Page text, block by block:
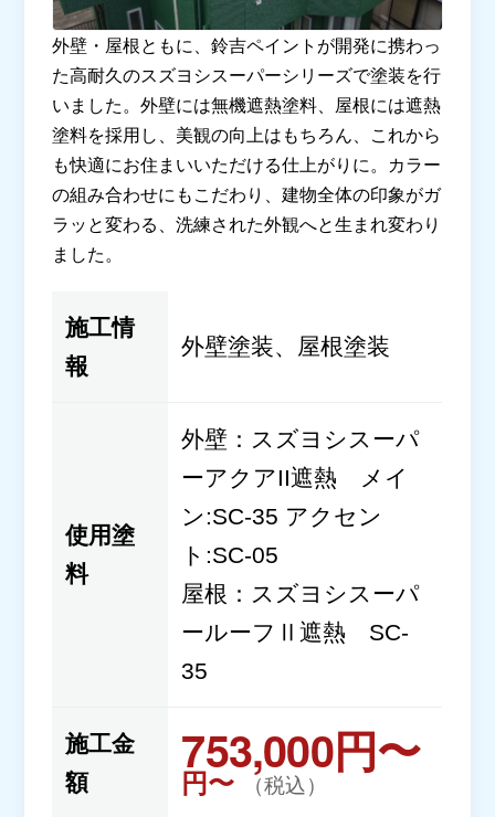
外壁・屋根ともに、鈴吉ペイントが開発に携わっ
た高耐久のスズヨシスーパーシリーズで塗装を行
いました。外壁には無機遮熱塗料、屋根には遮熱
塗料を採用し、美観の向上はもちろん、これから
も快適にお住まいいただける仕上がりに。カラー
の組み合わせにもこだわり、建物全体の印象がガ
ラッと変わる、洗練された外観へと生まれ変わり
ました。
施工情
報
外壁塗装、屋根塗装
使用塗
料
外壁：スズヨシスーパ
ーアクアII遮熱 メイ
ン:SC-35 アクセン
ト:SC-05
屋根：スズヨシスーパ
ールーフⅡ遮熱 SC-
35
施工金
額
753,000円〜
円〜 （税込）